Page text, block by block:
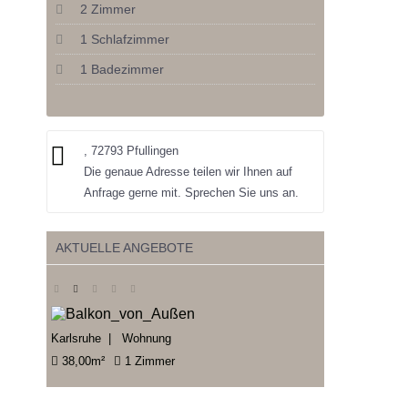
2 Zimmer
1 Schlafzimmer
1 Badezimmer
, 72793 Pfullingen
Die genaue Adresse teilen wir Ihnen auf
Anfrage gerne mit. Sprechen Sie uns an.
AKTUELLE ANGEBOTE
Karlsruhe | Wohnung
38,00m²
1 Zimmer